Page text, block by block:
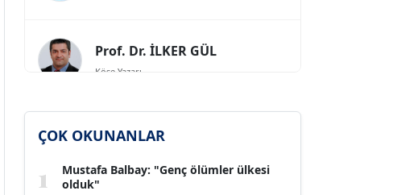
SİNAN GENÇ
Köşe Yazarı
ÇOK OKUNANLAR
1
Mustafa Balbay: "Genç ölümler ülkesi
olduk"